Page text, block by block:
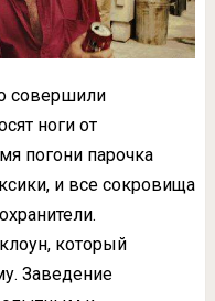
совершили
ноги от
погони парочка
и все сокровища
который
Заведение